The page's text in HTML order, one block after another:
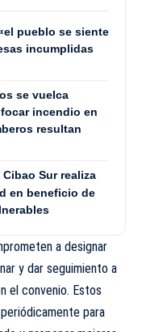
pueblo se siente
incumplidas
se vuelca
incendio en
resultan
Sur realiza
en beneficio de
a designar
y dar seguimiento a
el convenio. Estos
para